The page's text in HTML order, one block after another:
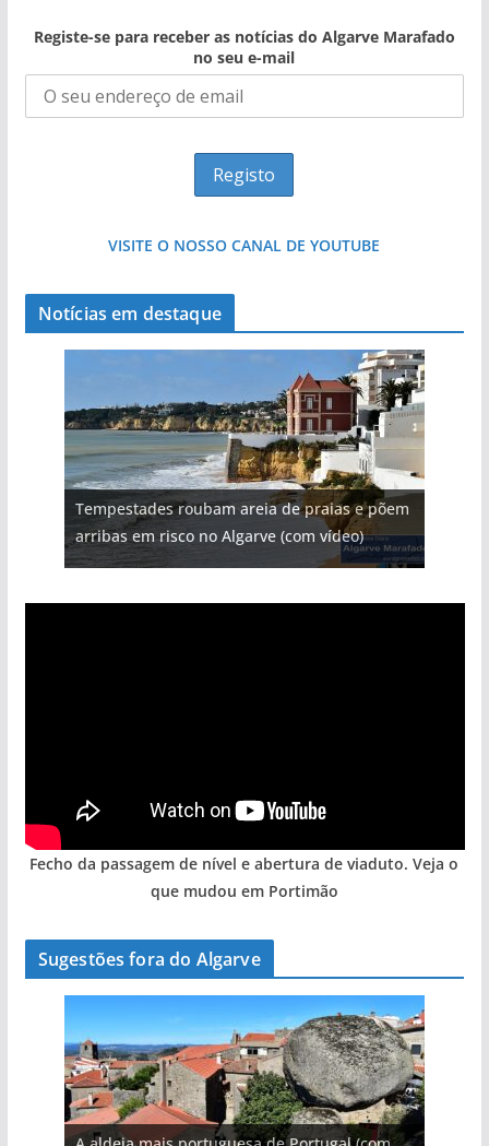
Registe-se para receber as notícias do Algarve Marafado
no seu e-mail
VISITE O NOSSO CANAL DE YOUTUBE
Notícias em destaque
Tempestades roubam areia de praias e põem
arribas em risco no Algarve (com vídeo)
Fecho da passagem de nível e abertura de viaduto. Veja o
que mudou em Portimão
Sugestões fora do Algarve